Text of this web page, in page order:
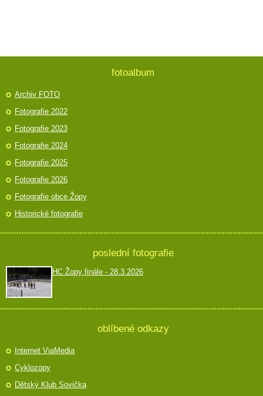
fotoalbum
Archiv FOTO
Fotografie 2022
Fotografie 2023
Fotografie 2024
Fotografie 2025
Fotografie 2026
Fotografie obce Žopy
Historické fotografie
poslední fotografie
HC Žopy finále - 28.3.2026
oblíbené odkazy
Internet ViaMedia
Cyklozopy
Dětský Klub Sovička